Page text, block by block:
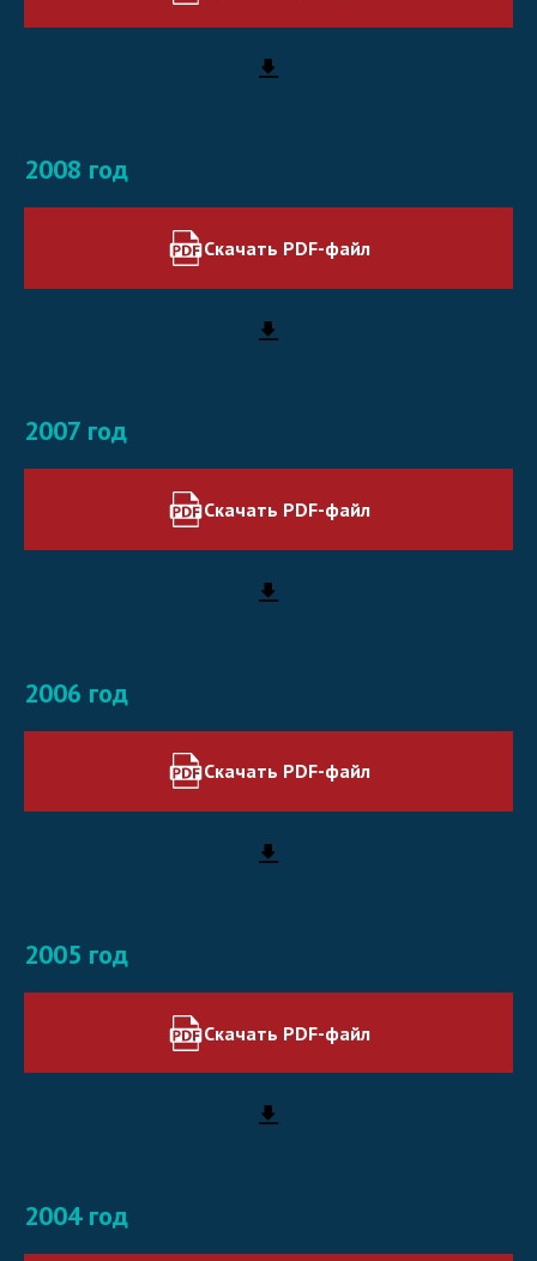
2008 год
Скачать PDF-файл
2007 год
Скачать PDF-файл
2006 год
Скачать PDF-файл
2005 год
Скачать PDF-файл
2004 год